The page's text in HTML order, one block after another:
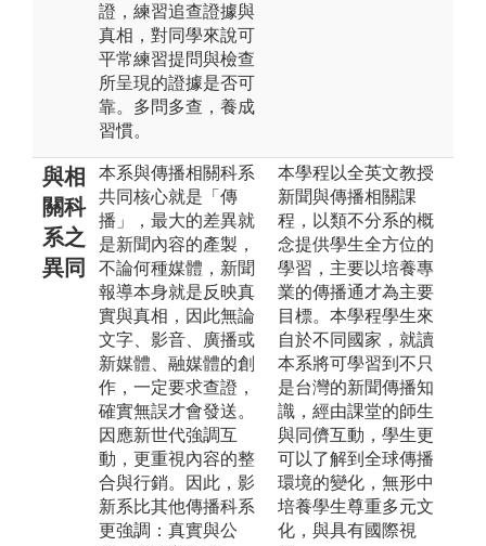
證，練習追查證據與
真相，對同學來說可
平常練習提問與檢查
所呈現的證據是否可
靠。多問多查，養成
習慣。
與相
關科
系之
異同
本系與傳播相關科系
共同核心就是「傳
播」，最大的差異就
是新聞內容的產製，
不論何種媒體，新聞
報導本身就是反映真
實與真相，因此無論
文字、影音、廣播或
新媒體、融媒體的創
作，一定要求查證，
確實無誤才會發送。
因應新世代強調互
動，更重視內容的整
合與行銷。因此，影
新系比其他傳播科系
更強調：真實與公
本學程以全英文教授
新聞與傳播相關課
程，以類不分系的概
念提供學生全方位的
學習，主要以培養專
業的傳播通才為主要
目標。本學程學生來
自於不同國家，就讀
本系將可學習到不只
是台灣的新聞傳播知
識，經由課堂的師生
與同儕互動，學生更
可以了解到全球傳播
環境的變化，無形中
培養學生尊重多元文
化，與具有國際視